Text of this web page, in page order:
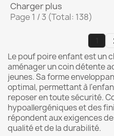
Charger plus
Page 1 / 3 (Total: 138)
Le pouf poire enfant est un
aménager un coin détente
jeunes. Sa forme
optimal, permettant à
reposer en toute sécurité.
hypoallergéniques et des
répondent aux exigences
qualité et de la durabilité.